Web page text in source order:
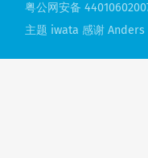
粤公网安备
主题 iwata 感谢Anders